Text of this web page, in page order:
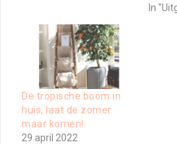
In
De tropische boom in
huis, laat de zomer
maar komen!
29 april 2022